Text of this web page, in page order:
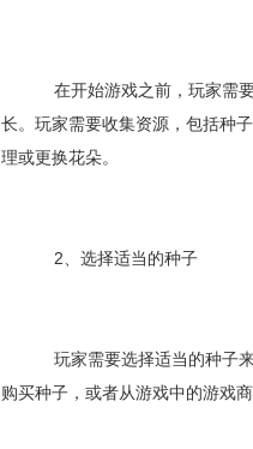
在开始游戏之前，玩家需
长。玩家需要收集资源，包括种
理或更换花朵。
2、选择适当的种子
玩家需要选择适当的种子
购买种子，或者从游戏中的游戏商